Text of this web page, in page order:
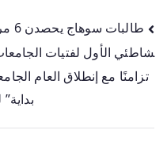
شاطئي الأول لفتيات
تزامنًا مع إنطلاق العام